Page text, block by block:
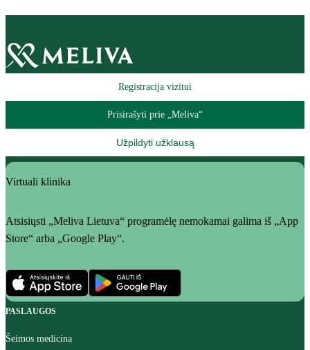
Registracija vizitui
Prisirašyti prie „Meliva“
Užpildyti užklausą
Virtuali klinika
Atsisiųsti „Meliva Lietuva“ programėlę nemokamai galima iš „App
Store“ arba „Google Play“.
PASLAUGOS
Šeimos medicina